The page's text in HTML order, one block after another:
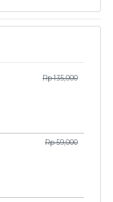
Rp 135,000
Rp 59,000